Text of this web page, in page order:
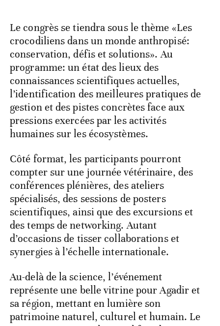
Le congrès se tiendra sous le thème «Les
crocodiliens dans un monde anthropisé:
conservation, défis et solutions». Au
programme: un état des lieux des
connaissances scientifiques actuelles,
l’identification des meilleures pratiques de
gestion et des pistes concrètes face aux
pressions exercées par les activités
humaines sur les écosystèmes.
Côté format, les participants pourront
compter sur une journée vétérinaire, des
conférences plénières, des ateliers
spécialisés, des sessions de posters
scientifiques, ainsi que des excursions et
des temps de networking. Autant
d’occasions de tisser collaborations et
synergies à l’échelle internationale.
Au-delà de la science, l’événement
représente une belle vitrine pour Agadir et
sa région, mettant en lumière son
patrimoine naturel, culturel et humain. Le